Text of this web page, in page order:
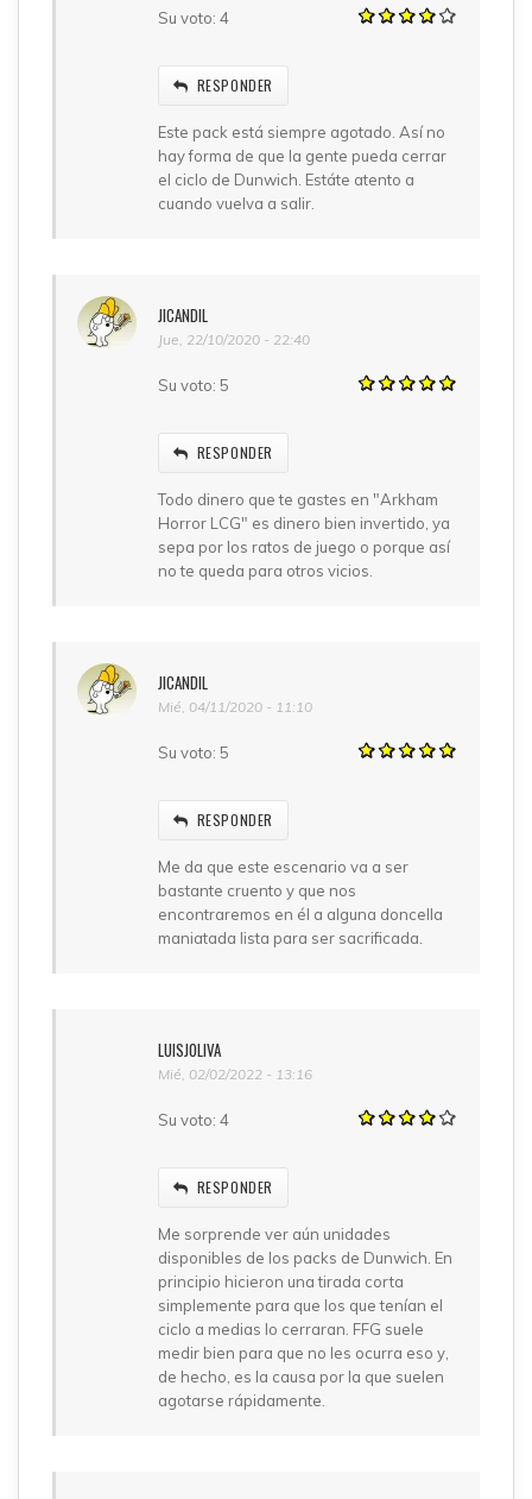
Su voto: 4
RESPONDER
Este pack está siempre agotado. Así no
hay forma de que la gente pueda cerrar
el ciclo de Dunwich. Estáte atento a
cuando vuelva a salir.
JICANDIL
Jue, 22/10/2020 - 22:40
Su voto: 5
RESPONDER
Todo dinero que te gastes en "Arkham
Horror LCG" es dinero bien invertido, ya
sepa por los ratos de juego o porque así
no te queda para otros vicios.
JICANDIL
Mié, 04/11/2020 - 11:10
Su voto: 5
RESPONDER
Me da que este escenario va a ser
bastante cruento y que nos
encontraremos en él a alguna doncella
maniatada lista para ser sacrificada.
LUISJOLIVA
Mié, 02/02/2022 - 13:16
Su voto: 4
RESPONDER
Me sorprende ver aún unidades
disponibles de los packs de Dunwich. En
principio hicieron una tirada corta
simplemente para que los que tenían el
ciclo a medias lo cerraran. FFG suele
medir bien para que no les ocurra eso y,
de hecho, es la causa por la que suelen
agotarse rápidamente.